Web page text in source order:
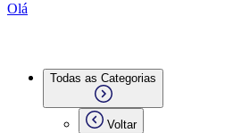
Olá
Todas as Categorias
Voltar